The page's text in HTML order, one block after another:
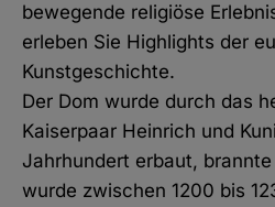
bewegende religiöse
erleben Sie Highlights der
Kunstgeschichte.
Der Dom wurde durch das
Kaiserpaar Heinrich und
Jahrhundert erbaut,
wurde zwischen 1200 bis